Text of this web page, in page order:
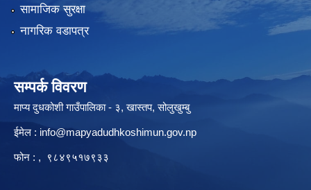
सामाजिक सुरक्षा
नागरिक वडापत्र
सम्पर्क विवरण
माप्य दुधकोशी गाउँपालिका - ३, खास्तप, सोलुखुम्बु
ईमेल : info@mapyadudhkoshimun.gov.np
फोन : , ९८४९५१७९३३